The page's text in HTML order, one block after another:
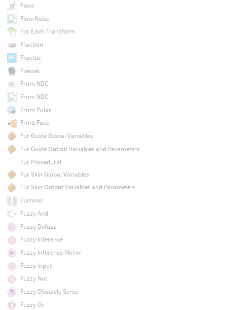
Floor
Flow Noise
For Each Transform
Fraction
Fractus
Fresnel
From NDC
From NDC
From Polar
Front Face
Fur Guide Global Variables
Fur Guide Output Variables and Parameters
Fur Procedural
Fur Skin Global Variables
Fur Skin Output Variables and Parameters
Furrows
Fuzzy And
Fuzzy Defuzz
Fuzzy Inference
Fuzzy Inference Mirror
Fuzzy Input
Fuzzy Not
Fuzzy Obstacle Sense
Fuzzy Or